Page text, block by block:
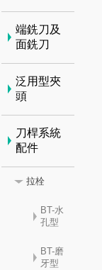
端銑刀及
面銑刀
泛用型夾
頭
刀桿系統
配件
拉栓
BT-水
孔型
BT-磨
牙型